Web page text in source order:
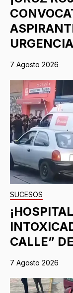
7 Agosto 2026
SUCESOS
CALLE”
7 Agosto 2026